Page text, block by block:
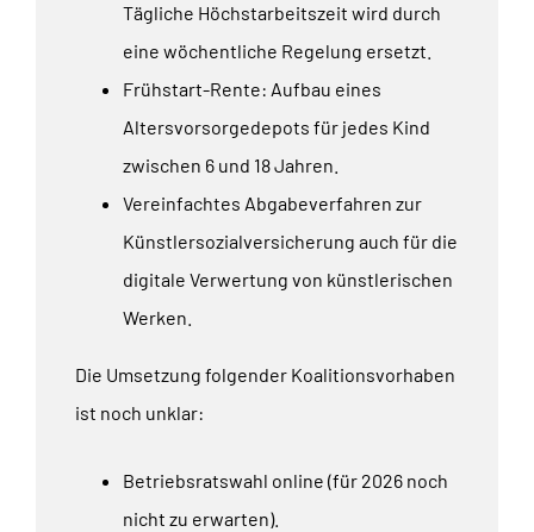
Tägliche Höchstarbeitszeit wird durch
eine wöchentliche Regelung ersetzt.
Frühstart-Rente: Aufbau eines
Altersvorsorgedepots für jedes Kind
zwischen 6 und 18 Jahren.
Vereinfachtes Abgabeverfahren zur
Künstlersozialversicherung auch für die
digitale Verwertung von künstlerischen
Werken.
Die Umsetzung folgender Koalitionsvorhaben
ist noch unklar:
Betriebsratswahl online (für 2026 noch
nicht zu erwarten).